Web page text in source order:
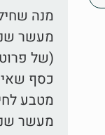
מנה
מעשר
(של
כסף
מטבע
מעשר